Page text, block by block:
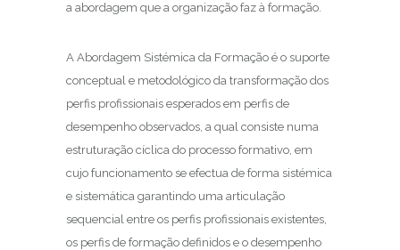
a abordagem que a organização faz à formação.
A Abordagem Sistémica da Formação é o suporte
conceptual e metodológico da transformação dos
perfis profissionais esperados em perfis de
desempenho observados, a qual consiste numa
estruturação cíclica do processo formativo, em
cujo funcionamento se efectua de forma sistémica
e sistemática garantindo uma articulação
sequencial entre os perfis profissionais existentes,
os perfis de formação definidos e o desempenho